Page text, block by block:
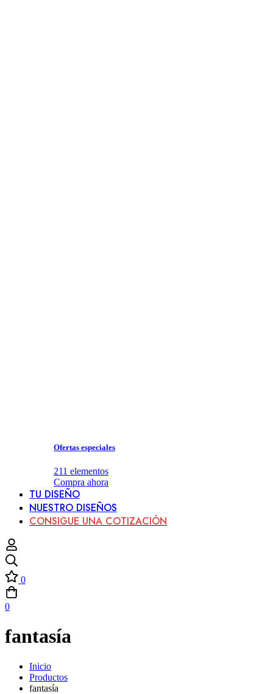
Ofertas especiales
211 elementos
Compra ahora
TU DISEÑO
NUESTRO DISEÑOS
CONSIGUE UNA COTIZACIÓN
0
0
fantasía
Inicio
Productos
fantasía